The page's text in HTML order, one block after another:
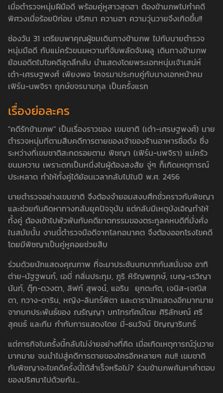
เมื่อตำรวจหนุ่มฝีมือดี พร้อมคู่หูสาวสุดฮา ต้องข้ามภพไปทำคดี
พิศวงเมื่อร้อยปีก่อน ปริศนา ความฮา ความวุ่นวายจึงเกิดขึ้น!!
ช่องวัน 31 เตรียมพาคุณผู้ชมเดินทางข้ามภพ ไปกับนายตำรวจ
หนุ่มมือดี กับแม่ครัวขนมหวานที่จับพลัดจับผลู เดินทางข้ามภพ
ย้อนอดีตไปไขคดีสุดลึกลับ นำแสดงโดยพระเอกหนุ่มเจ้าเสน่ห์
เต๋า-เศรษฐพงศ์ เพียงพอ โคจรมาประกบคู่กับนางเอกหน้าคม
เฟิร์น-นพจิรา ฤกษ์ขจรนามกุล เป็นครั้งแรก
เรื่องย่อละคร
"คดีรักข้ามภพ" เป็นเรื่องราวของ เขมชาติ (เต๋า-เศรษฐพงศ์) นาย
ตำรวจหนุ่มที่ตามสืบคดีการตายของเจ้าของร้านอาหารชื่อดัง ซึ่ง
ระหว่างที่เขมชาติสะกดรอยตาม พิชญา (เฟิร์น-นพจิรา) แม่ครัว
ขนมหวาน เพราะตกเป็นหนึ่งในผู้ต้องสงสัย จู่ๆ ก็เกิดเหตุการณ์
ประหลาด ทำให้ทั้งคู่ได้ย้อนเวลากลับไปในปี พ.ศ. 2456
นายตำรวจอย่างเขมชาติ จึงต้องจำยอมสงบศึกชั่วคราวกับพิชญา
และช่วยกันคิดหาทางกลับยุคปัจจุบัน แต่กลับมีเหตุบังเอิญทำให้
ทั้งคู่ ต้องเข้าไปพัวพันกับคดีฆาตกรรมของตระกูลคหบดีที่มั่งคั่ง
ในสมัยนั้น งานนี้ตำรวจมือดีจากโลกอนาคต จึงต้องออกโรงไขคดี
โดยมีพิชญาเป็นคู่หูคอยช่วยสืบ
ร่วมด้วยนักแสดงคุณภาพ ที่จะมาประชันบทบาทกันสนั่นจอ อาทิ
ต่าย-นัฐฐพนท์, เอมี่ กลิ่นประทุม, ภูริ หิรัญพฤกษ์, เบญ-เรวิญา
นันท์, ตุ๊ก-ดวงตา, ลิฟท์ สุพจน์, แอริน ยุกตะทัต, เจนิส-เจณิส
ตา, กวาง-ดาริน, หญิง-ลินทร์พิตา และดารานักแสดงอีกมากมาย
จากบทประพันธ์ของ ณรัญญา บทโทรทัศน์โดย ศิริลักษณ์ ศรี
สุคนธ์ และทีม กำกับการแสดงโดย มี่-ธนวัจน์ ปัญญารินทร์
แต่ภารกิจในครั้งนี้กลับไม่ง่ายอย่างที่คิด เมื่อเกิดเหตุการณ์วุ่นวาย
มากมาย จนนำไปสู่คดีการตายของใครอีกหลายๆ คน!! เขมชาติ
กับพิชญาจะไขคดีครั้งนี้ได้สำเร็จหรือไม่? ร่วมข้ามภพค้นหาคำตอบ
ของปริศนาไปด้วยกัน...